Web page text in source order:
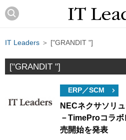
IT Leaders ＞ ["GRANDIT "]
["GRANDIT "]
ERP／SCM
NECネクサソリ
－TimeProコラ
売開始を発表